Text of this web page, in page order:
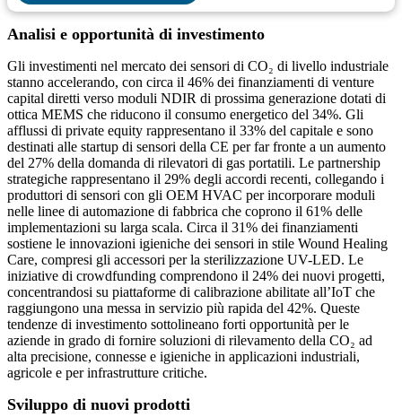
Analisi e opportunità di investimento
Gli investimenti nel mercato dei sensori di CO₂ di livello industriale
stanno accelerando, con circa il 46% dei finanziamenti di venture
capital diretti verso moduli NDIR di prossima generazione dotati di
ottica MEMS che riducono il consumo energetico del 34%. Gli
afflussi di private equity rappresentano il 33% del capitale e sono
destinati alle startup di sensori della CE per far fronte a un aumento
del 27% della domanda di rilevatori di gas portatili. Le partnership
strategiche rappresentano il 29% degli accordi recenti, collegando i
produttori di sensori con gli OEM HVAC per incorporare moduli
nelle linee di automazione di fabbrica che coprono il 61% delle
implementazioni su larga scala. Circa il 31% dei finanziamenti
sostiene le innovazioni igieniche dei sensori in stile Wound Healing
Care, compresi gli accessori per la sterilizzazione UV-LED. Le
iniziative di crowdfunding comprendono il 24% dei nuovi progetti,
concentrandosi su piattaforme di calibrazione abilitate all’IoT che
raggiungono una messa in servizio più rapida del 42%. Queste
tendenze di investimento sottolineano forti opportunità per le
aziende in grado di fornire soluzioni di rilevamento della CO₂ ad
alta precisione, connesse e igieniche in applicazioni industriali,
agricole e per infrastrutture critiche.
Sviluppo di nuovi prodotti